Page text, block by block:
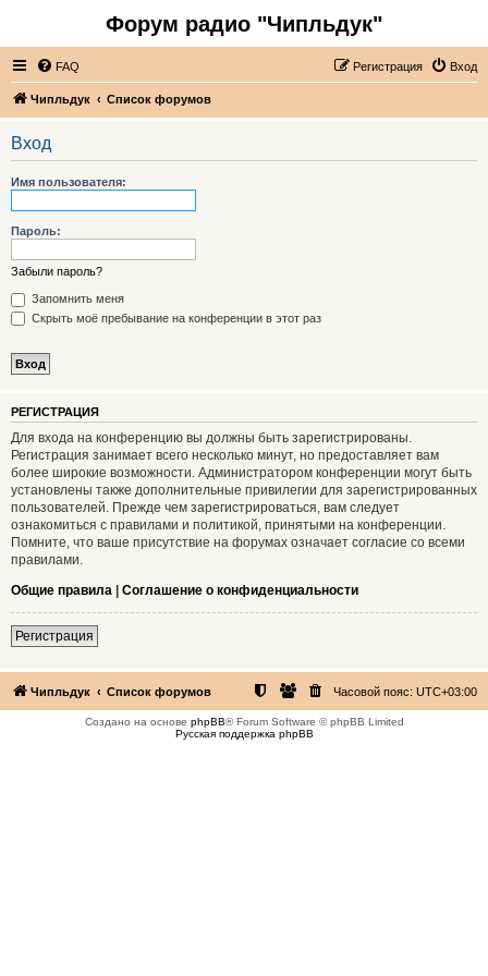
Форум радио "Чипльдук"
FAQ Вход
Регистрация
Чипльдук Список форумов
Вход
Имя пользователя:
Пароль:
Забыли пароль?
Запомнить меня
Скрыть моё пребывание на конференции в этот раз
РЕГИСТРАЦИЯ
Для входа на конференцию вы должны быть зарегистрированы.
Регистрация занимает всего несколько минут, но предоставляет вам
более широкие возможности. Администратором конференции могут быть
установлены также дополнительные привилегии для зарегистрированных
пользователей. Прежде чем зарегистрироваться, вам следует
ознакомиться с правилами и политикой, принятыми на конференции.
Помните, что ваше присутствие на форумах означает согласие со всеми
правилами.
Общие правила | Соглашение о конфиденциальности
Регистрация
Чипльдук Список форумов Часовой пояс: UTC+03:00
Создано на основе phpBB® Forum Software © phpBB Limited
Русская поддержка phpBB